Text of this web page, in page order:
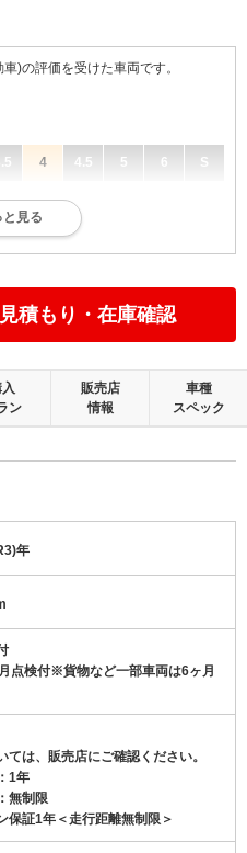
)の評価を受けた車両です。
4 4.5 5 6 S
な状態です。
用感やいたみが若干あります。
古車の「車両品質評価書」を見る
と見る
見積もり・在庫確認
ン
販売店
情報
車種
スペック
年
点検付※貨物など一部車両は6ヶ月
ては、販売店にご確認ください。
1年
無制限
保証1年＜走行距離無制限＞